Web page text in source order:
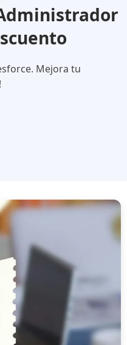
Mejora tu